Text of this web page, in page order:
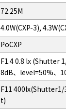
72.25M
4.0W(CXP-3),
PoCXP
F1.4 0.8 lx (Shutter
8dB、level=50%、
F11
t)